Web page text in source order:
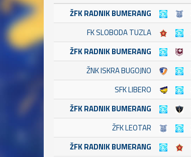
ŽFK RADNIK BUMERANG
FK SLOBODA TUZLA
ŽFK RADNIK BUMERANG
ŽNK ISKRA BUGOJNO
SFK LIBERO
ŽFK RADNIK BUMERANG
ŽFK LEOTAR
ŽFK RADNIK BUMERANG